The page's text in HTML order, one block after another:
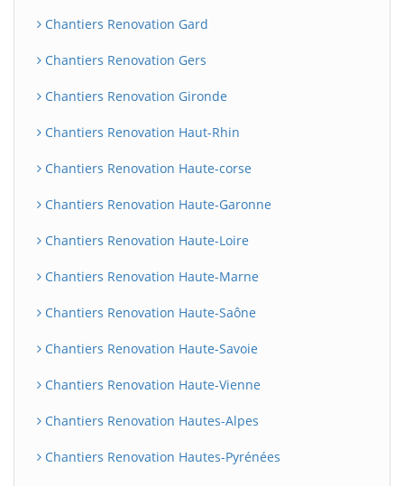
Chantiers Renovation Gard
Chantiers Renovation Gers
Chantiers Renovation Gironde
Chantiers Renovation Haut-Rhin
Chantiers Renovation Haute-corse
Chantiers Renovation Haute-Garonne
Chantiers Renovation Haute-Loire
Chantiers Renovation Haute-Marne
Chantiers Renovation Haute-Saône
Chantiers Renovation Haute-Savoie
Chantiers Renovation Haute-Vienne
Chantiers Renovation Hautes-Alpes
Chantiers Renovation Hautes-Pyrénées